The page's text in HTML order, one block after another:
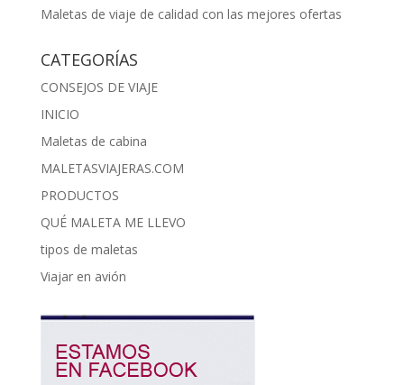
Maletas de viaje de calidad con las mejores ofertas
CATEGORÍAS
CONSEJOS DE VIAJE
INICIO
Maletas de cabina
MALETASVIAJERAS.COM
PRODUCTOS
QUÉ MALETA ME LLEVO
tipos de maletas
Viajar en avión